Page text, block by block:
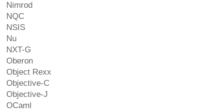
Nimrod
NQC
NSIS
Nu
NXT-G
Oberon
Object Rexx
Objective-C
Objective-J
OCaml